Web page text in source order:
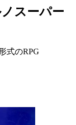
スーパー
式のRPG